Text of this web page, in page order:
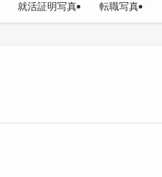
就活証明写真 転職写真